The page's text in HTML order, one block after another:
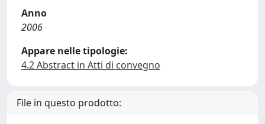
Anno
2006
Appare nelle tipologie:
4.2 Abstract in Atti di convegno
File in questo prodotto: